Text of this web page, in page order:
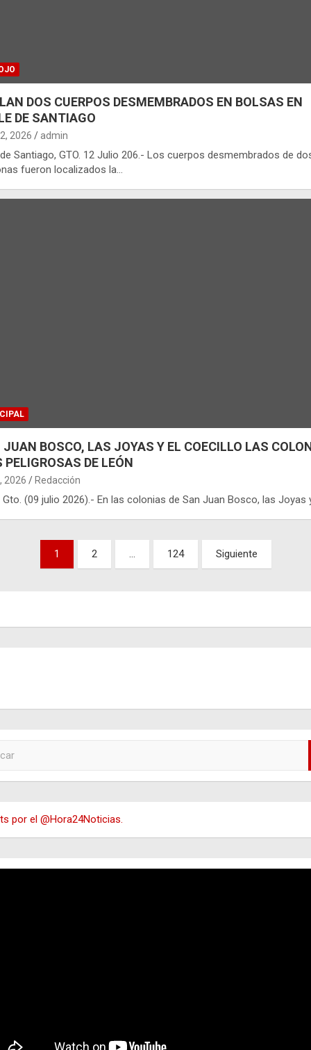
DOS CUERPOS DESMEMBRADOS EN BOLSAS EN
DE SANTIAGO
2026 admin
Santiago, GTO. 12 Julio 206.- Los cuerpos desmembrados de
fueron localizados la…
BOSCO, LAS JOYAS Y EL COECILLO LAS
PELIGROSAS DE LEÓN
2026 Redacción
Gto. (09 julio 2026).- En las colonias de San Juan Bosco, las Joyas
1 2 … 124 Siguiente
por el @Hora24Noticias.